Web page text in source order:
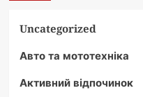
Uncategorized
Авто та мототехніка
Активний відпочинок